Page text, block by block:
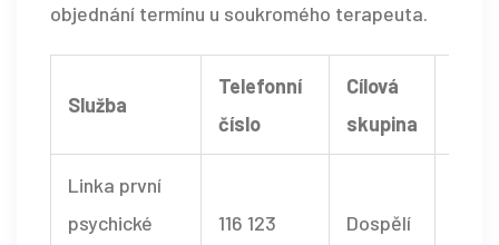
objednání termínu u soukromého terapeuta.
Služba
Telefonní
číslo
Cílová
skupina
Linka první
psychické
116 123 Dospělí